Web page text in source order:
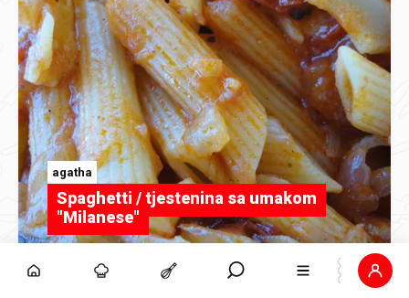
agatha
Spaghetti / tjestenina sa umakom
"Milanese"